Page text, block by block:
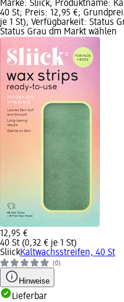
Marke: Sliick; Produktname:
40 St; Preis: 12,95 €;
je 1 St); Verfügbarkeit: Status
Status Grau dm Markt wählen
12,95 €
40 St (0,32 € je 1 St)
SliickKaltwachsstreifen, 40 St
(0)
Hinweise
Lieferbar